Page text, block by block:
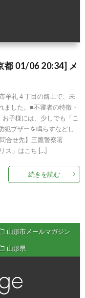
01/06 20:34] メ
牟礼４丁目の路上で、未
ました。■不審者の特徴・
子様には、少しでも「こ
犯ブザーを鳴らすなどし
合せ先】三鷹警察署
ス」はこち […]
続きを読む
山形市メールマガジン
山形県